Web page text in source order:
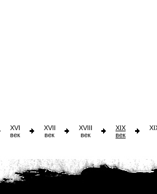
XVI
век
XVII
век
XVIII
век
XIX
век